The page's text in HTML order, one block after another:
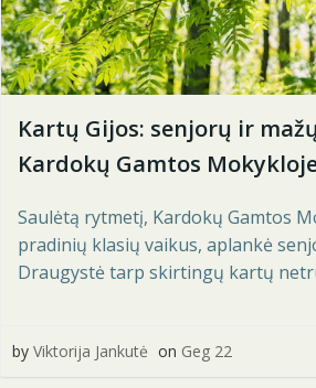
Kartų Gijos: senjorų ir
Kardokų Gamtos
Saulėtą rytmetį, Kardokų Gamtos
pradinių klasių vaikus, aplankė
Draugystė tarp skirtingų kartų
by Viktorija Jankutė on Geg 22